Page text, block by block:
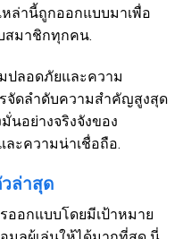
ล่านี้ถูกออกแบบมาเพื่อ
สมาชิกทุกคน.
ปลอดภัยและความ
จัดลำดับความสำคัญสูงสุด
นอย่างจริงจังของ
ะความน่าเชื่อถือ.
ล่าสุด
ออกแบบโดยมีเป้าหมาย